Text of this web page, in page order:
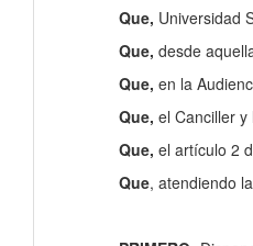
Que, Universidad
Que, desde
Que, en la
Que, el Canciller
Que, el artículo 2
Que, atendiendo